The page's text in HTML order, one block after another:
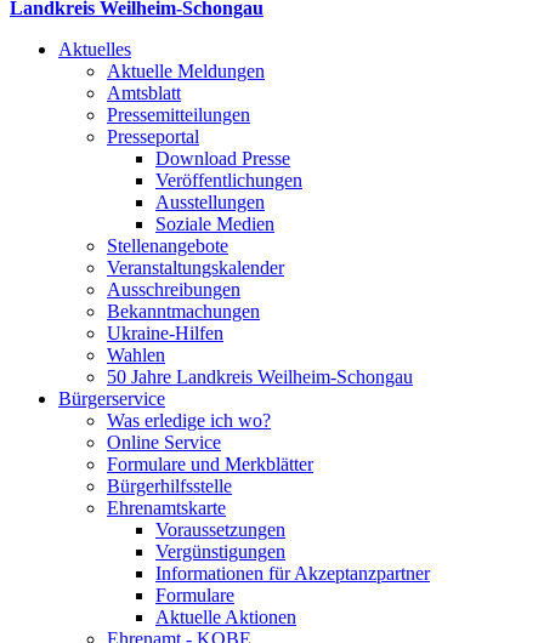
Landkreis Weilheim-Schongau
Aktuelles
Aktuelle Meldungen
Amtsblatt
Pressemitteilungen
Presseportal
Download Presse
Veröffentlichungen
Ausstellungen
Soziale Medien
Stellenangebote
Veranstaltungskalender
Ausschreibungen
Bekanntmachungen
Ukraine-Hilfen
Wahlen
50 Jahre Landkreis Weilheim-Schongau
Bürgerservice
Was erledige ich wo?
Online Service
Formulare und Merkblätter
Bürgerhilfsstelle
Ehrenamtskarte
Voraussetzungen
Vergünstigungen
Informationen für Akzeptanzpartner
Formulare
Aktuelle Aktionen